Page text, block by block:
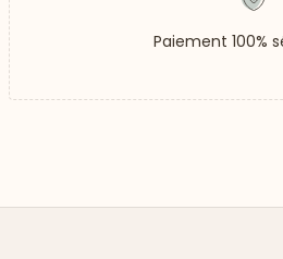
Paiement 100%